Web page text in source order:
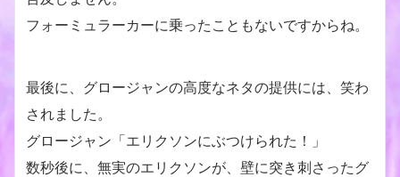
フォーミュラーカーに乗ったこともないですからね。
最後に、グロージャンの高度なネタの提供には、笑わ
されました。
グロージャン「エリクソンにぶつけられた！」
数秒後に、無実のエリクソンが、壁に突き刺さったグ